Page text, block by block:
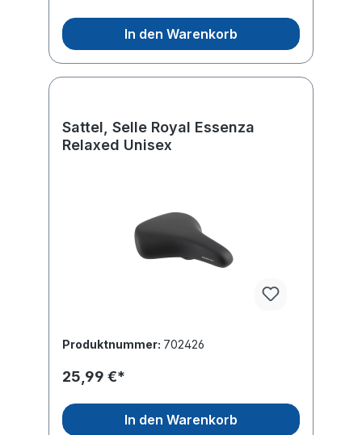
In den Warenkorb
Sattel, Selle Royal Essenza
Relaxed Unisex
Produktnummer: 702426
25,99 €*
In den Warenkorb